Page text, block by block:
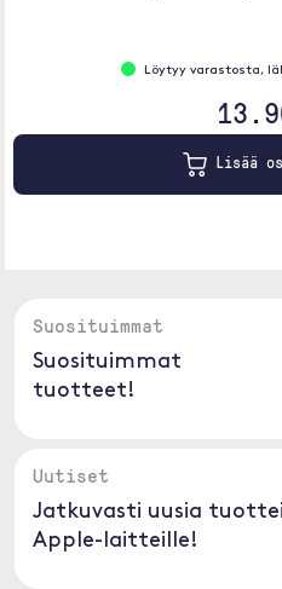
Löytyy varastosta,
Lisää
Suosituimmat
Suosituimmat
tuotteet!
Uutiset
Jatkuvasti uusia
Apple-laitteille!